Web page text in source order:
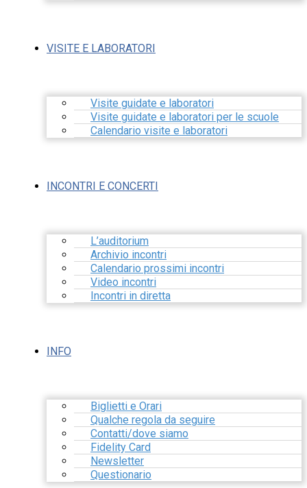
VISITE E LABORATORI
Visite guidate e laboratori
Visite guidate e laboratori per le scuole
Calendario visite e laboratori
INCONTRI E CONCERTI
L’auditorium
Archivio incontri
Calendario prossimi incontri
Video incontri
Incontri in diretta
INFO
Biglietti e Orari
Qualche regola da seguire
Contatti/dove siamo
Fidelity Card
Newsletter
Questionario